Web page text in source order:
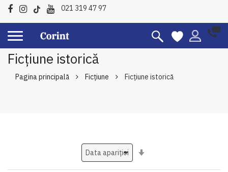
021 319 47 97
Ficțiune istorică
Pagina principală Ficțiune Ficțiune istorică